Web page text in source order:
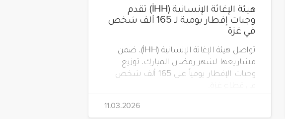
هيئة الإغاثة الإنسانية (İHH) تقدم
وجبات إفطار يومية لـ 165 ألف شخص
في غزة
تواصل هيئة الإغاثة الإنسانية (İHH)، ضمن
مشاريعها لشهر رمضان المبارك، توزيع
وجبات الإفطار يومياً على 165 ألف شخص
في قطاع غزة.
11.03.2026